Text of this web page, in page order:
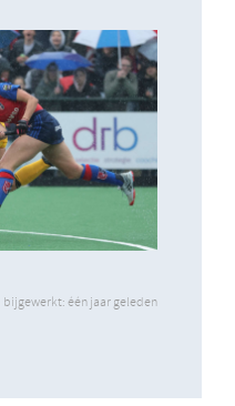
bijgewerkt: één jaar geleden